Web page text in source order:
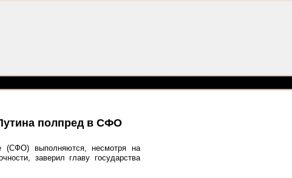
полпред в СФО
(СФО) выполняются, несмотря на
заверил главу государства